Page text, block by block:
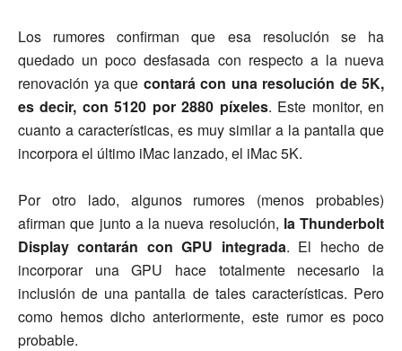
Los rumores confirman que esa resolución se ha
quedado un poco desfasada con respecto a la nueva
renovación ya que contará con una resolución de 5K,
es decir, con 5120 por 2880 píxeles. Este monitor, en
cuanto a características, es muy similar a la pantalla que
incorpora el último iMac lanzado, el iMac 5K.
Por otro lado, algunos rumores (menos probables)
afirman que junto a la nueva resolución, la Thunderbolt
Display contarán con GPU integrada. El hecho de
incorporar una GPU hace totalmente necesario la
inclusión de una pantalla de tales características. Pero
como hemos dicho anteriormente, este rumor es poco
probable.